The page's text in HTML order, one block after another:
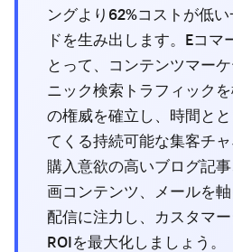
ングより62%コストが低
ドを生み出します。Eコマ
とって、コンテンツマー
ニック検索トラフィック
の権威を確立し、時間と
てくる持続可能な集客チャ
購入意欲の高いブログ記
画コンテンツ、メールを
配信に注力し、カスタマ
ROIを最大化しましょう。